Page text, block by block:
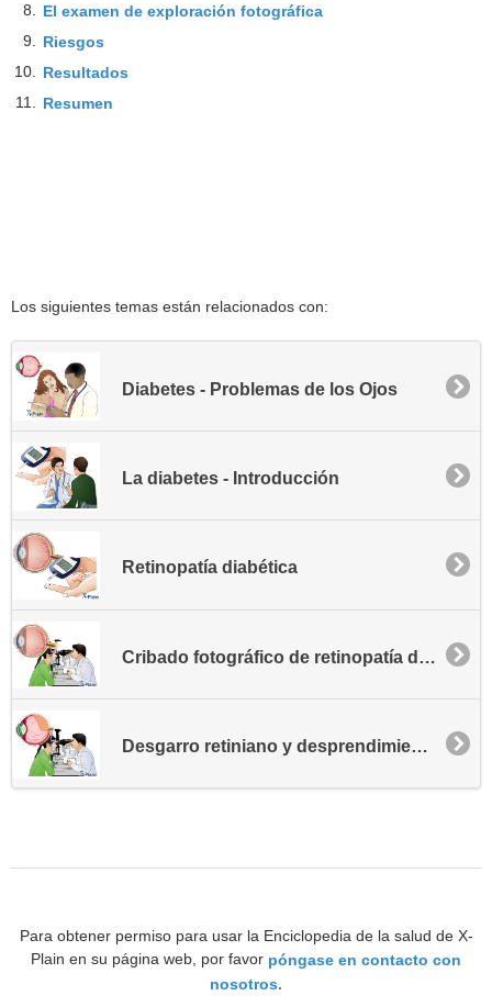
8. El examen de exploración fotográfica
9. Riesgos
10. Resultados
11. Resumen
Los siguientes temas están relacionados con:
Diabetes - Problemas de los Ojos
La diabetes - Introducción
Retinopatía diabética
Cribado fotográfico de retinopatía diabética
Desgarro retiniano y desprendimiento
Para obtener permiso para usar la Enciclopedia de la salud de X-
Plain en su página web, por favor póngase en contacto con
nosotros.